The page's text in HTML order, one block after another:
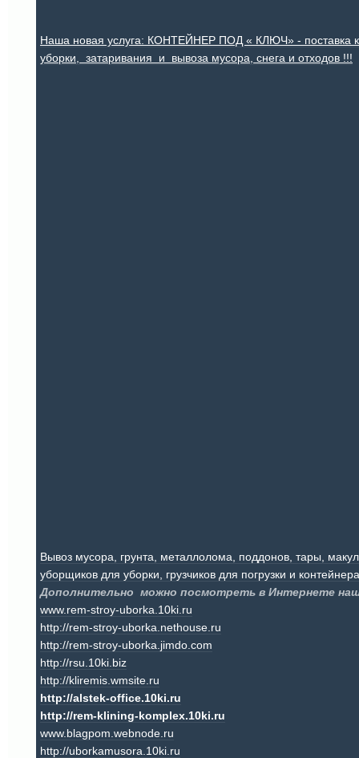
Наша новая услуга: КОНТЕЙНЕР ПОД « КЛЮЧ» -
уборки, затаривания и вывоза мусора, снега и отходов !!!
Вывоз мусора, грунта, металлолома, поддонов, тары,
уборщиков для уборки, грузчиков для погрузки и
Дополнительно можно посмотреть в Интернете
www.rem-stroy-uborka.10ki.ru
http://rem-stroy-uborka.nethouse.ru
http://rem-stroy-uborka.jimdo.com
http://rsu.10ki.biz
http://kliremis.wmsite.ru
http://alstek-office.10ki.ru
http://rem-klining-komplex.10ki.ru
www.blagpom.webnode.ru
http://uborkamusora.10ki.ru